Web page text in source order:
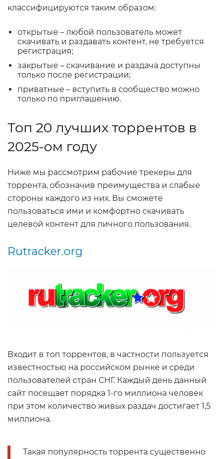
классифицируются таким образом:
открытые – любой пользователь может
скачивать и раздавать контент, не требуется
регистрация;
закрытые – скачивание и раздача доступны
только после регистрации;
приватные – вступить в сообщество можно
только по приглашению.
Топ 20 лучших торрентов в
2025-ом году
Ниже мы рассмотрим рабочие трекеры для
торрента, обозначив преимущества и слабые
стороны каждого из них. Вы сможете
пользоваться ими и комфортно скачивать
целевой контент для личного пользования.
Rutracker.org
Входит в топ торрентов, в частности пользуется
известностью на российском рынке и среди
пользователей стран СНГ. Каждый день данный
сайт посещает порядка 1-го миллиона человек
при этом количество живых раздач достигает 1,5
миллиона.
Такая популярность торрента существенно